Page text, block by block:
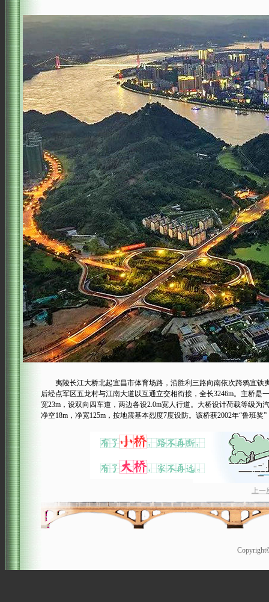
夷陵长江大桥北起宜昌市体育场路，沿胜利三路向南依次跨鸦宜铁
后经点军区五龙村与江南大道以互通立交相衔接，全长3246m。主桥是
宽23m，设双向四车道，两边各设2.0m宽人行道。大桥设计荷载等级
净空18m，净宽125m，按地震基本烈度7度设防。该桥获2002年“鲁班奖”
上一